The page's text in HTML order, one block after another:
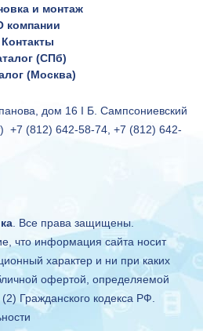
и монтаж
компании
Контакты
(СПб)
(Москва)
дом 16 I Б. Сампсониевский
+7 (812) 642-58-74 +7 (812) 642-
. Все права защищены.
что информация сайта носит
характер и ни при каких
офертой, определяемой
Гражданского кодекса РФ.